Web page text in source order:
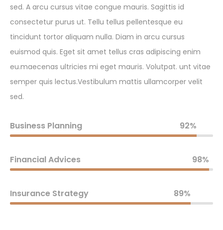
sed. A arcu cursus vitae congue mauris. Sagittis id
consectetur purus ut. Tellu tellus pellentesque eu
tincidunt tortor aliquam nulla. Diam in arcu cursus
euismod quis. Eget sit amet tellus cras adipiscing enim
eu.maecenas ultricies mi eget mauris. Volutpat. unt vitae
semper quis lectus.Vestibulum mattis ullamcorper velit
sed.
Business Planning 92%
Financial Advices 98%
Insurance Strategy 89%